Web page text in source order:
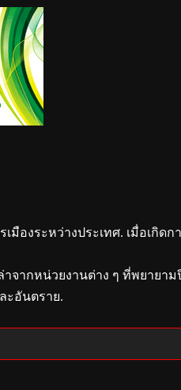
มืองระหว่างประเทศ. เมื่อเกิดก
จากหน่วยงานต่าง ๆ ที่พยายาม
ะอันตราย.